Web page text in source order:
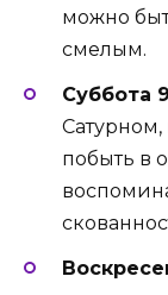
можно
смелым.
Суббота
побыть в